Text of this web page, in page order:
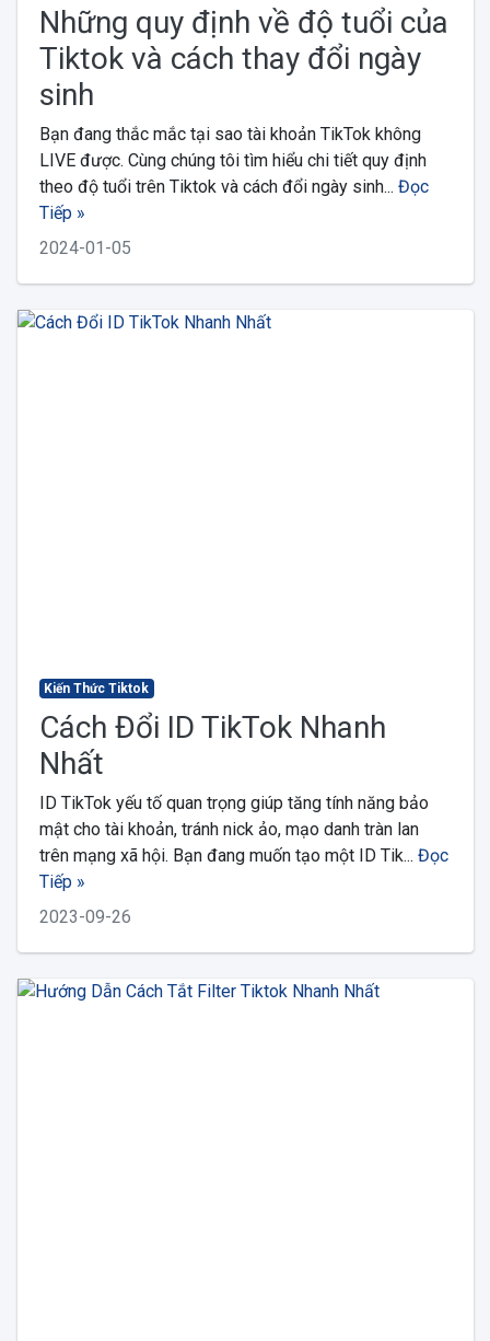
Những quy định về độ tuổi của
Tiktok và cách thay đổi ngày
sinh
Bạn đang thắc mắc tại sao tài khoản TikTok không
LIVE được. Cùng chúng tôi tìm hiểu chi tiết quy định
theo độ tuổi trên Tiktok và cách đổi ngày sinh... Đọc
Tiếp »
2024-01-05
Kiến Thức Tiktok
Cách Đổi ID TikTok Nhanh
Nhất
ID TikTok yếu tố quan trọng giúp tăng tính năng bảo
mật cho tài khoản, tránh nick ảo, mạo danh tràn lan
trên mạng xã hội. Bạn đang muốn tạo một ID Tik... Đọc
Tiếp »
2023-09-26